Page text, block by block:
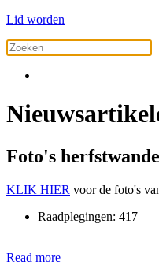
Lid worden
Foto's
KLIK HIER voor de foto's
Raadplegingen: 417
Read more